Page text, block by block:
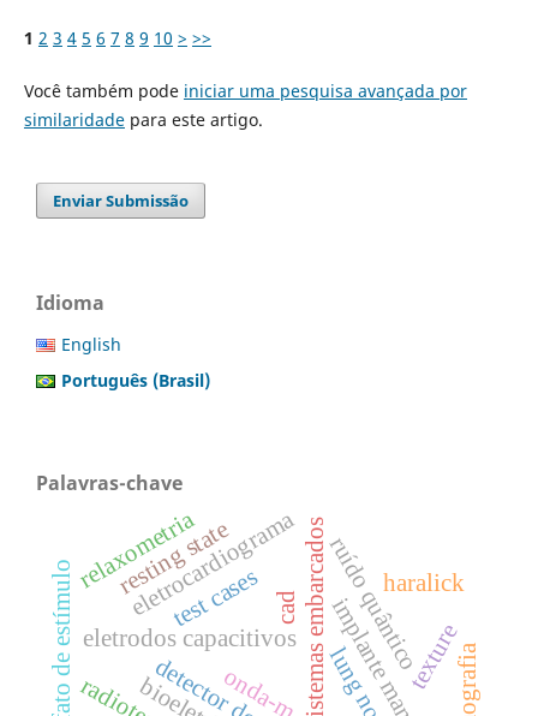
1 2 3 4 5 6 7 8 9 10 > >>
Você também pode iniciar uma pesquisa avançada por
similaridadepara este artigo.
Enviar Submissão
Idioma
English
Português (Brasil)
Palavras-chave
sistemas embarcados
eletrocardiograma
eletrodos capacitivos ruído quântico
implante mamário
test cases
onda-m.
artefato de estímulo cad
haralick
texture
resting state
relaxometria